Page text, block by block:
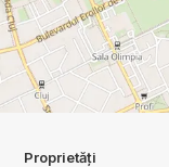
Proprietăți